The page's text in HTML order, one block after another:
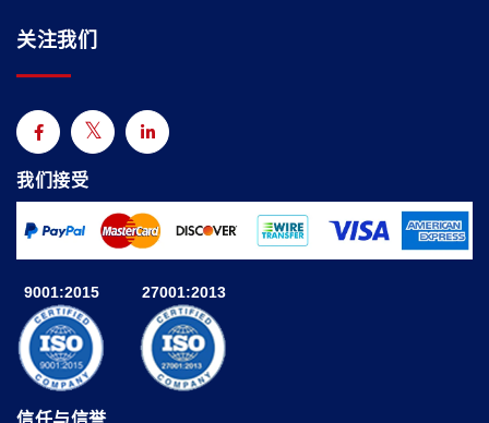
关注我们
我们接受
9001:2015 27001:2013